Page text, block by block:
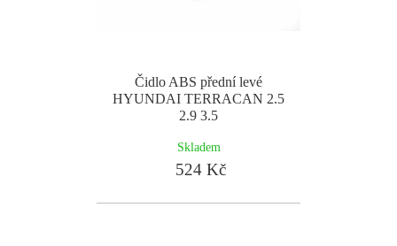
Čidlo ABS přední levé
HYUNDAI TERRACAN 2.5
2.9 3.5
Skladem
524 Kč